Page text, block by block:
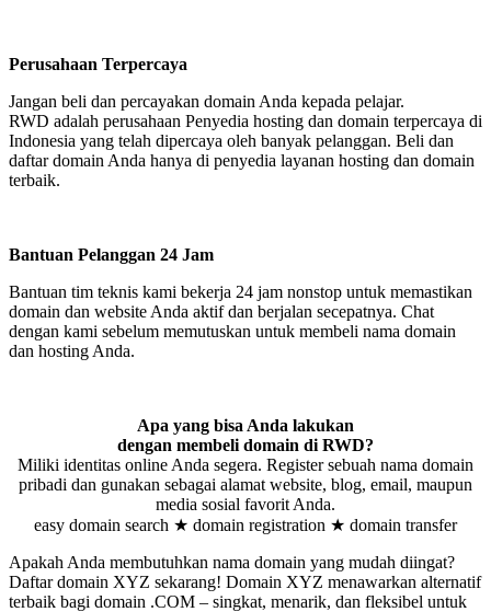
Perusahaan Terpercaya
Jangan beli dan percayakan domain Anda kepada pelajar.
RWD adalah perusahaan Penyedia hosting dan domain terpercaya di
Indonesia yang telah dipercaya oleh banyak pelanggan. Beli dan
daftar domain Anda hanya di penyedia layanan hosting dan domain
terbaik.
Bantuan Pelanggan 24 Jam
Bantuan tim teknis kami bekerja 24 jam nonstop untuk memastikan
domain dan website Anda aktif dan berjalan secepatnya. Chat
dengan kami sebelum memutuskan untuk membeli nama domain
dan hosting Anda.
Apa yang bisa Anda lakukan
dengan membeli domain di RWD?
Miliki identitas online Anda segera. Register sebuah nama domain
pribadi dan gunakan sebagai alamat website, blog, email, maupun
media sosial favorit Anda.
easy domain search ★ domain registration ★ domain transfer
Apakah Anda membutuhkan nama domain yang mudah diingat?
Daftar domain XYZ sekarang! Domain XYZ menawarkan alternatif
terbaik bagi domain .COM – singkat, menarik, dan fleksibel untuk